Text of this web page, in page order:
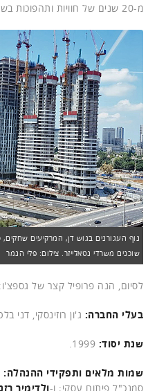
מ-20 שנים של חוויות ותהפוכות בשוק ה-IT הישראלי. תענוג.
נוף העגורנים בגוש דן, המרקיעים
שוכנים משרדי נטאלייזר. צילום: פלי הנמר
לסיום, הנה פרופיל קצר של גספצ'ו:
בעלי החברה: ג'ון רוזינסקי, דני
שנת יסוד:
שמות מלאים ותפקידי ההנהלה:
סמנכ"ל פיתוח עסקי; ו-ולדימיר